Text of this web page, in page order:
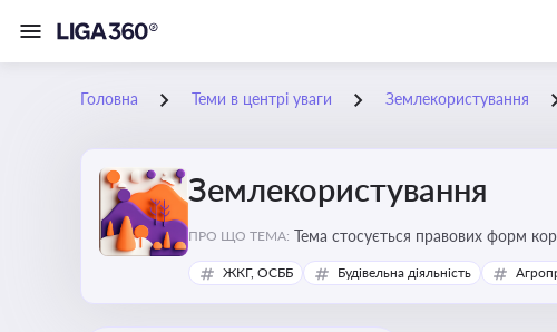
Головна Теми в центрі уваги Землекористування
Землекористування
ПРО ЩО ТЕМА: Тема стосується правових форм
власності
ЖКГ, ОСББ Будівельна діяльність